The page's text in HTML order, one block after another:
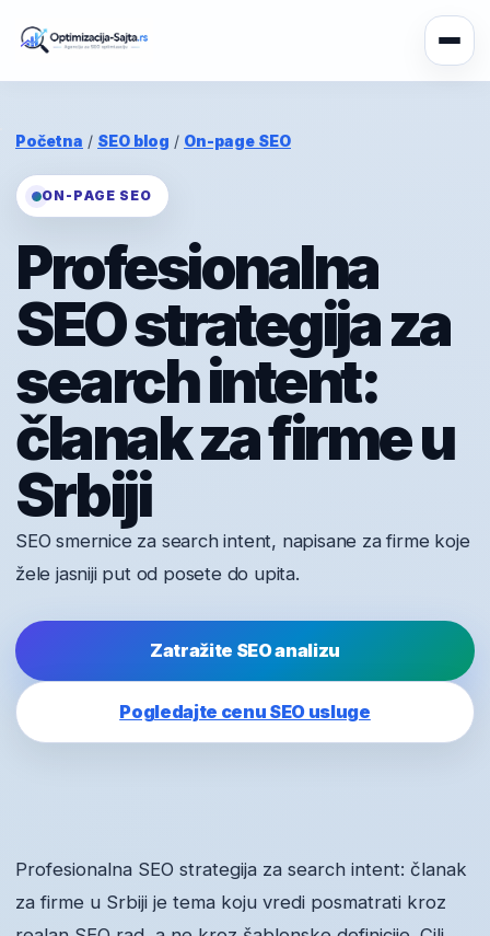
Početna / SEO blog / On-page SEO
ON-PAGE SEO
Profesionalna
SEO strategija za
search intent:
članak za firme u
Srbiji
SEO smernice za search intent, napisane za firme koje
žele jasniji put od posete do upita.
Zatražite SEO analizu
Pogledajte cenu SEO usluge
Profesionalna SEO strategija za search intent: članak
za firme u Srbiji je tema koju vredi posmatrati kroz